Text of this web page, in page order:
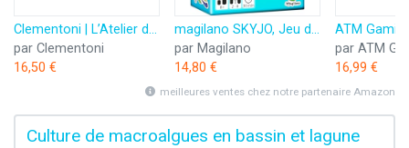
Clementoni | L’Atelier des Stylos pour Enfants 6 Ans+ | Kit Créatif DIY avec 10 Stylos à Personnaliser | Plus de 50 Accessoires : Paillettes, Perles, Figurines | Activité Manuelle et Cadeau Créatif
par Clementoni
16,50 €
magilano SKYJO, Jeu de Cartes Amusant pour Les Jeunes et Les Moins Jeunes, des soirées de Jeu Amusantes dans Le Cercle d'amis et de Famille.
par Magilano
14,80 €
par ATM
16,99 €
meilleures ventes chez notre partenaire Amazon
Culture de macroalgues en bassin et lagune